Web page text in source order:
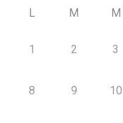
L M M
1 2 3
8 9 10